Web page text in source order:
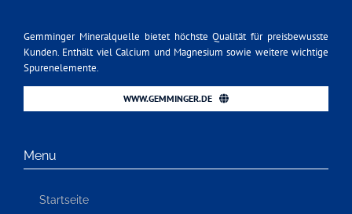
Gemminger Mineralquelle bietet höchste Qualität für preisbewusste
Kunden. Enthält viel Calcium und Magnesium sowie weitere wichtige
Spurenelemente.
WWW.GEMMINGER.DE
Menu
Startseite